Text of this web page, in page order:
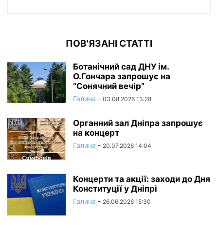
ПОВ'ЯЗАНІ СТАТТІ
Ботанічний сад ДНУ ім.
О.Гончара запрошує на
“Сонячний вечір”
Галина - 03.08.2026 13:28
Органний зал Дніпра запрошує
на концерт
Галина - 20.07.2026 14:04
Концерти та акції: заходи до Дня
Конституції у Дніпрі
Галина - 26.06.2026 15:30